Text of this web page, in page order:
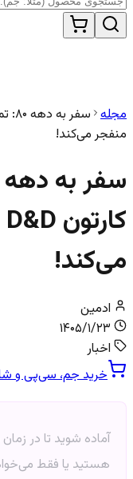
مجله
منفجر می‌کند!
می‌کند!
ادمین
۱۴۰۵/۱/۲۳
اخبار
خرید جم، سی‌پی و
آماده شوید تا در